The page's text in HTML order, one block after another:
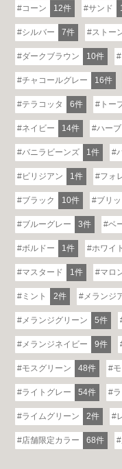
コーン 12件 サンド
シルバー 7件 ストー
ダークブラウン 10件
チャコールグレー 16件
テラコッタ 6件 トー
ネイビー 14件 ハーブ
バニラビーンズ 1件
ビリジアン 1件 フォ
ブラック 10件 ブリッ
ブルーグレー 3件 ベ
ボルドー 1件 ホワイト
マスタード 1件 マロ
ミント 2件 メランジ
メランジグリーン 5件
メランジネイビー 9件
モスグリーン 48件
ライトグレー 54件
ライムグリーン 2件
店舗限定カラー 68件